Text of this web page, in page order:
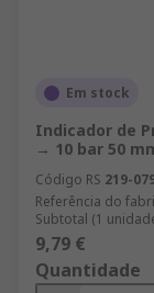
Em stock
Indicador de
→ 10 bar 50
Código RS 219-
Referência do
Subtotal (1
9,79 €
Quantidade